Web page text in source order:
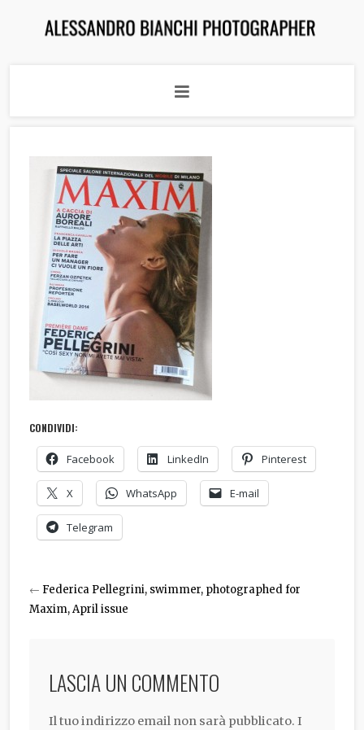
CONDIVIDI:
Facebook LinkedIn Pinterest
X WhatsApp E-mail
Telegram
← Federica Pellegrini, swimmer, photographed for
Maxim, April issue
LASCIA UN COMMENTO
Il tuo indirizzo email non sarà pubblicato. I